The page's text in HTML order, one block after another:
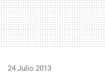
24 Julio 2013